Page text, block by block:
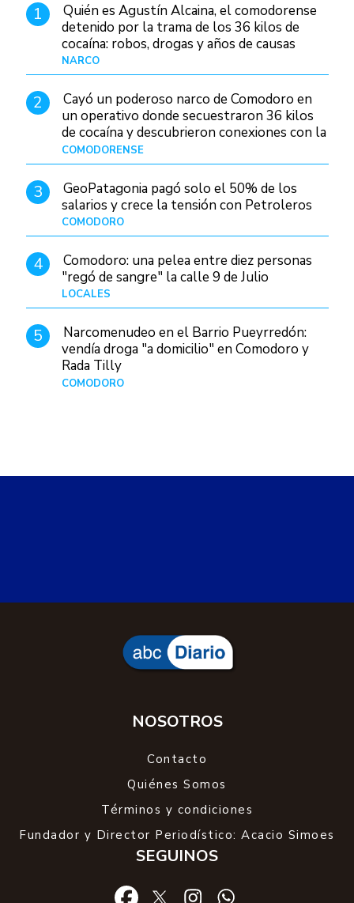
1
Quién es Agustín Alcaina, el comodorense
detenido por la trama de los 36 kilos de
cocaína: robos, drogas y años de causas
judiciales
NARCO
2
Cayó un poderoso narco de Comodoro en
un operativo donde secuestraron 36 kilos
de cocaína y descubrieron conexiones con la
Patagonia
COMODORENSE
3
GeoPatagonia pagó solo el 50% de los
salarios y crece la tensión con Petroleros
COMODORO
4
Comodoro: una pelea entre diez personas
"regó de sangre" la calle 9 de Julio
LOCALES
5
Narcomenudeo en el Barrio Pueyrredón:
vendía droga "a domicilio" en Comodoro y
Rada Tilly
COMODORO
NOSOTROS
Contacto
Quiénes Somos
Términos y condiciones
Fundador y Director Periodístico: Acacio Simoes
SEGUINOS